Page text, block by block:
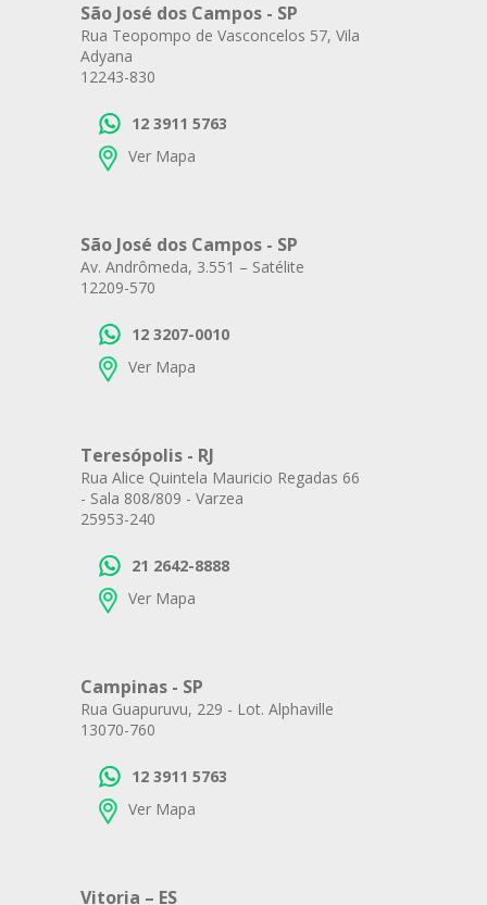
São José dos Campos - SP
Rua Teopompo de Vasconcelos 57, Vila
Adyana
12243-830
12 3911 5763
Ver Mapa
São José dos Campos - SP
Av. Andrômeda, 3.551 – Satélite
12209-570
12 3207-0010
Ver Mapa
Teresópolis - RJ
Rua Alice Quintela Mauricio Regadas 66
- Sala 808/809 - Varzea
25953-240
21 2642-8888
Ver Mapa
Campinas - SP
Rua Guapuruvu, 229 - Lot. Alphaville
13070-760
12 3911 5763
Ver Mapa
Vitoria – ES